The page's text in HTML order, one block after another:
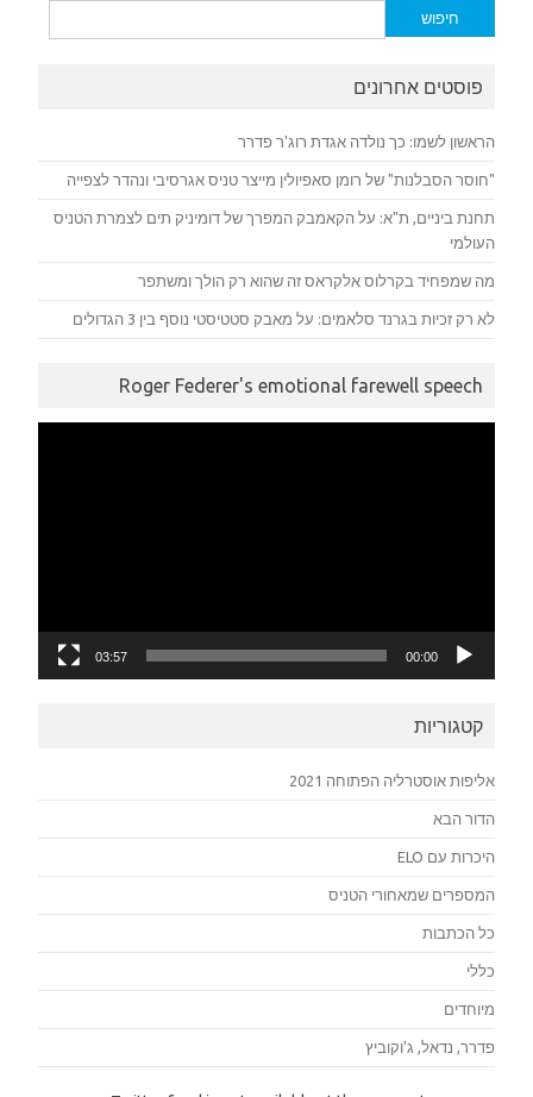
חיפוש:
פוסטים אחרונים
הראשון לשמו: כך נולדה אגדת רוג'ר פדרר
"חוסר הסבלנות" של רומן סאפיולין מייצר טניס אגרסיבי ונהדר לצפייה
תחנת ביניים, ת"א: על הקאמבק המפרך של דומיניק תים לצמרת הטניס
העולמי
מה שמפחיד בקרלוס אלקראס זה שהוא רק הולך ומשתפר
לא רק זכיות בגרנד סלאמים: על מאבק סטטיסטי נוסף בין 3 הגדולים
Roger Federer's emotional farewell speech
00:00
03:57
קטגוריות
אליפות אוסטרליה הפתוחה 2021
הדור הבא
היכרות עם ELO
המספרים שמאחורי הטניס
כל הכתבות
כללי
מיוחדים
פדרר, נדאל, ג'וקוביץ